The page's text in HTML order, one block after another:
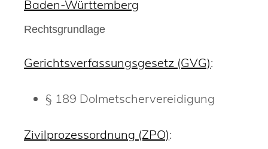
Baden-Württemberg
Rechtsgrundlage
Gerichtsverfassungsgesetz (GVG):
§ 189 Dolmetschervereidigung
Zivilprozessordnung (ZPO):